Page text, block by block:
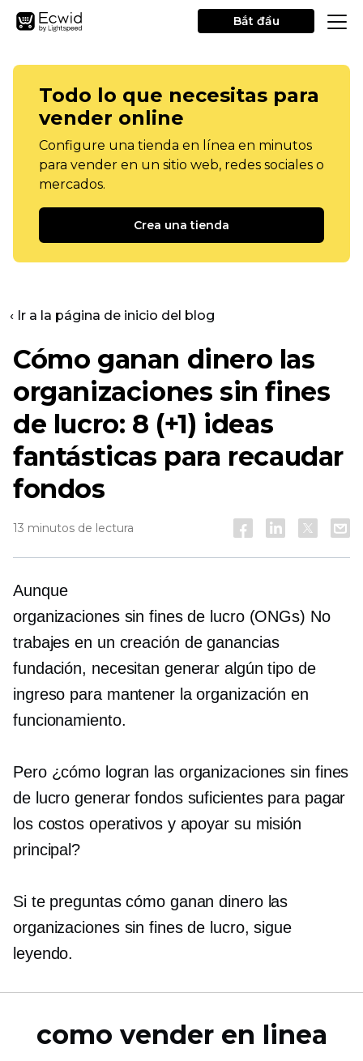
Bắt đầu
Todo lo que necesitas para
vender online
Configure una tienda en línea en minutos
para vender en un sitio web, redes sociales o
mercados.
Crea una tienda
‹ Ir a la página de inicio del blog
Cómo ganan dinero las
organizaciones sin fines
de lucro: 8 (+1) ideas
fantásticas para recaudar
fondos
13 minutos de lectura
Aunque
organizaciones sin fines de lucro (ONGs) No
trabajes en un creación de ganancias
fundación, necesitan generar algún tipo de
ingreso para mantener la organización en
funcionamiento.
Pero ¿cómo logran las organizaciones sin fines
de lucro generar fondos suficientes para pagar
los costos operativos y apoyar su misión
principal?
Si te preguntas cómo ganan dinero las
organizaciones sin fines de lucro, sigue
leyendo.
como vender en linea